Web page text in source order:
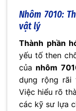
Nhôm 7010:
vật lý
Thành phần
yếu tố then
của nhôm
dụng rộng rãi
Việc hiểu rõ
các kỹ sư lựa